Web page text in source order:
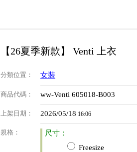
【26夏季新款】 Venti 上衣
分類位置 ： 女裝
商品代碼 ： ww-Venti 605018-B003
上架日期 ： 2026/05/18 16:06
規格 ：
尺寸：
Freesize